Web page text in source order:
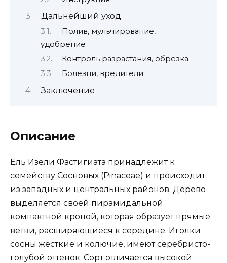
Дальнейший уход
Полив, мульчирование,
удобрение
Контроль разрастания, обрезка
Болезни, вредители
Заключение
Описание
Ель Изели Фастигиата принадлежит к
семейству Сосновых (Pinaceae) и происходит
из западных и центральных районов. Дерево
выделяется своей пирамидальной
компактной кроной, которая образует прямые
ветви, расширяющиеся к середине. Иголки
сосны жесткие и колючие, имеют серебристо-
голубой оттенок. Сорт отличается высокой